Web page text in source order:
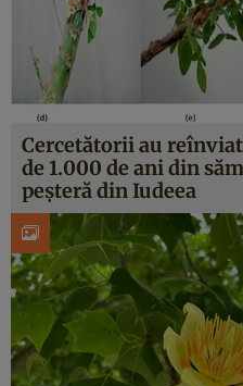
Cercetătorii au
de 1.000 de ani din
peșteră din Iudeea